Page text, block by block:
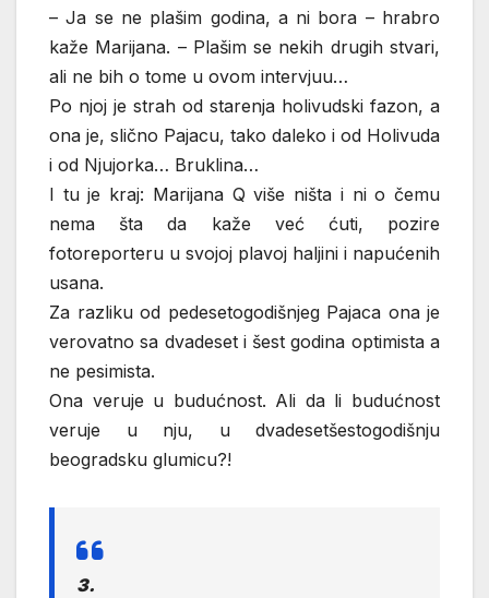
– Ja se ne plašim godina, a ni bora – hrabro
kaže Marijana. – Plašim se nekih drugih stvari,
ali ne bih o tome u ovom intervjuu…
Po njoj je strah od starenja holivudski fazon, a
ona je, slično Pajacu, tako daleko i od Holivuda
i od Njujorka… Bruklina…
I tu je kraj: Marijana Q više ništa i ni o čemu
nema šta da kaže već ćuti, pozire
fotoreporteru u svojoj plavoj haljini i napućenih
usana.
Za razliku od pedesetogodišnjeg Pajaca ona je
verovatno sa dvadeset i šest godina optimista a
ne pesimista.
Ona veruje u budućnost. Ali da li budućnost
veruje u nju, u dvadesetšestogodišnju
beogradsku glumicu?!
3.